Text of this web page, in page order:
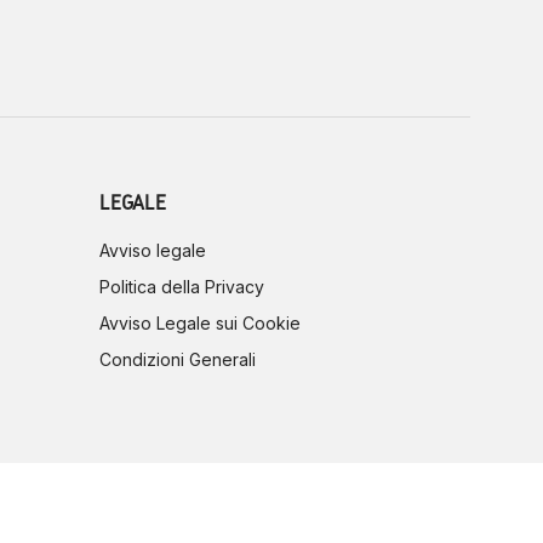
LEGALE
Avviso legale
Politica della Privacy
Avviso Legale sui Cookie
Condizioni Generali